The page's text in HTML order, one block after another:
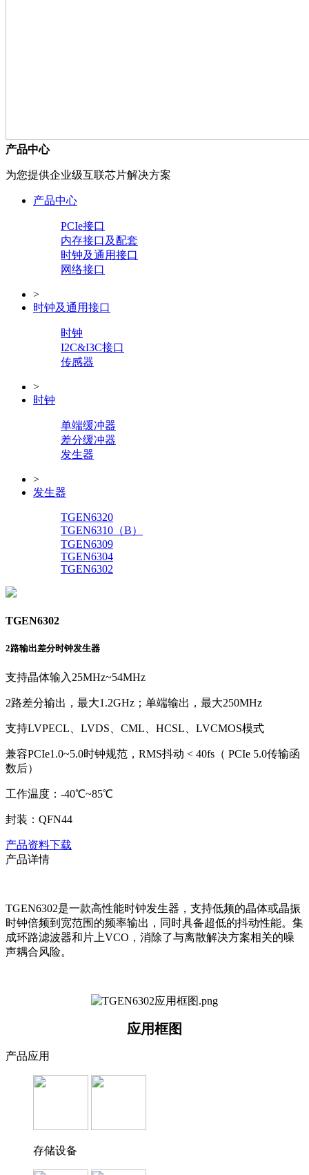
产品中心
为您提供企业级互联芯片解决方案
产品中心
PCIe接口
内存接口及配套
时钟及通用接口
网络接口
>
时钟及通用接口
时钟
I2C&I3C接口
传感器
>
时钟
单端缓冲器
差分缓冲器
发生器
>
发生器
TGEN6320
TGEN6310（B）
TGEN6309
TGEN6304
TGEN6302
TGEN6302
2路输出差分时钟发生器
支持晶体输入25MHz~54MHz
2路差分输出，最大1.2GHz；单端输出，最大250MHz
支持LVPECL、LVDS、CML、HCSL、LVCMOS模式
兼容PCIe1.0~5.0时钟规范，RMS抖动 < 40fs（ PCIe 5.0传输函
数后）
工作温度：-40℃~85℃
封装：QFN44
产品资料下载
产品详情
TGEN6302是一款高性能时钟发生器，支持低频的晶体或晶振
时钟倍频到宽范围的频率输出，同时具备超低的抖动性能。集
成环路滤波器和片上VCO，消除了与离散解决方案相关的噪
声耦合风险。
应用框图
产品应用
存储设备